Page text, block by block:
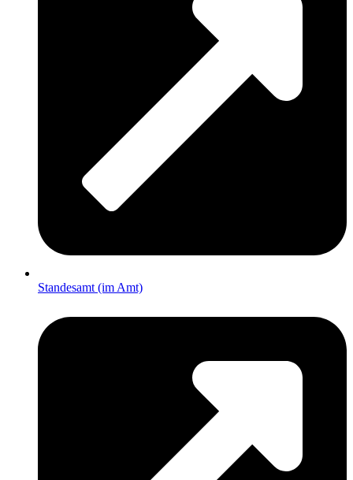
Standesamt (im Amt)